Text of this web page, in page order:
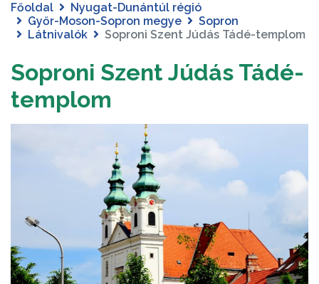
Főoldal
Nyugat-Dunántúl régió
Győr-Moson-Sopron megye
Sopron
Látnivalók
Soproni Szent Júdás Tádé-templom
Soproni Szent Júdás Tádé-
templom